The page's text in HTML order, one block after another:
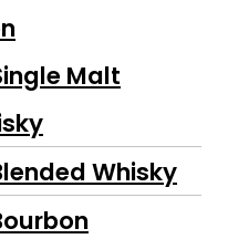
Malt
Whisky